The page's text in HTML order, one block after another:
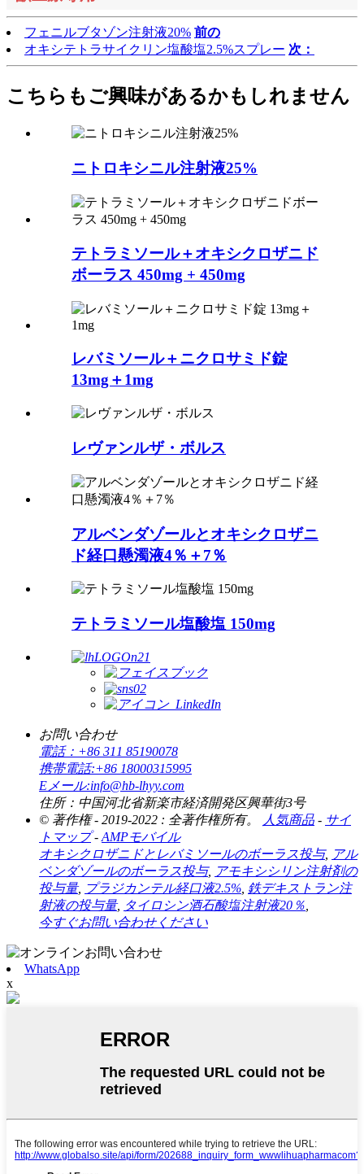
フェニルブタゾン注射液20% 前の
オキシテトラサイクリン塩酸塩2.5%スプレー 次：
こちらもご興味があるかもしれません
ニトロキシニル注射液25%
テトラミソール＋オキシクロザニド
ボーラス 450mg + 450mg
レバミソール＋ニクロサミド錠
13mg＋1mg
レヴァンルザ・ボルス
アルベンダゾールとオキシクロザニ
ド経口懸濁液4％＋7％
テトラミソール塩酸塩 150mg
お問い合わせ
電話： +86 311 85190078
携帯電話:+86 18000315995
Eメール:info@hb-lhyy.com
住所： 中国河北省新楽市経済開発区興華街3号
© 著作権 - 2019-2022 : 全著作権所有。
人気商品 - サイ
トマップ- AMPモバイル
オキシクロザニドとレバミソールのボーラス投与, アル
ベンダゾールのボーラス投与, アモキシシリン注射剤の
投与量, プラジカンテル経口液2.5% 鉄デキストラン注
射液の投与量, タイロシン酒石酸塩注射液20％
今すぐお問い合わせください
WhatsApp
x